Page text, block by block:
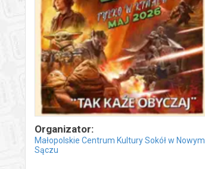
Organizator:
Małopolskie Centrum Kultury Sokół w Nowym
Sączu